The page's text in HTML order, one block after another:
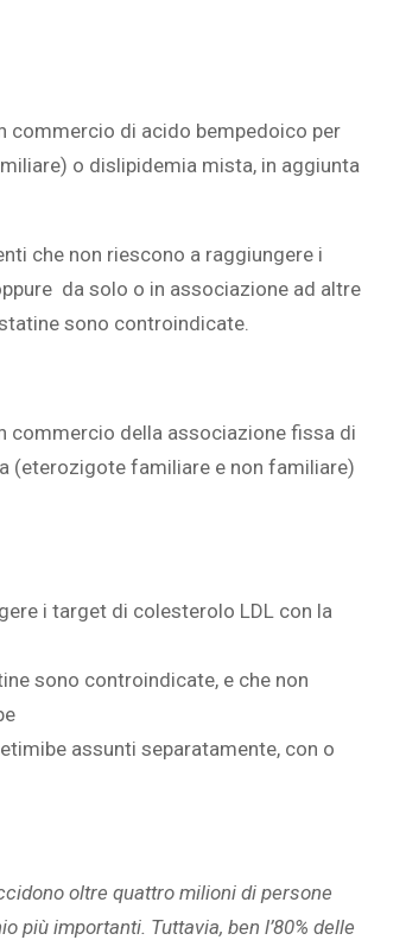
commercio di acido bempedoico per
o dislipidemia mista, in aggiunta
che non riescono a raggiungere i
da solo o in associazione ad altre
sono controindicate.
commercio della associazione fissa di
(eterozigote familiare e non familiare)
i target di colesterolo LDL con la
sono controindicate, e che non
assunti separatamente, con o
oltre quattro milioni di persone
più importanti. Tuttavia, ben l’80% delle
ASSENZA DI FIGLI IN ETÀ
ADULTA